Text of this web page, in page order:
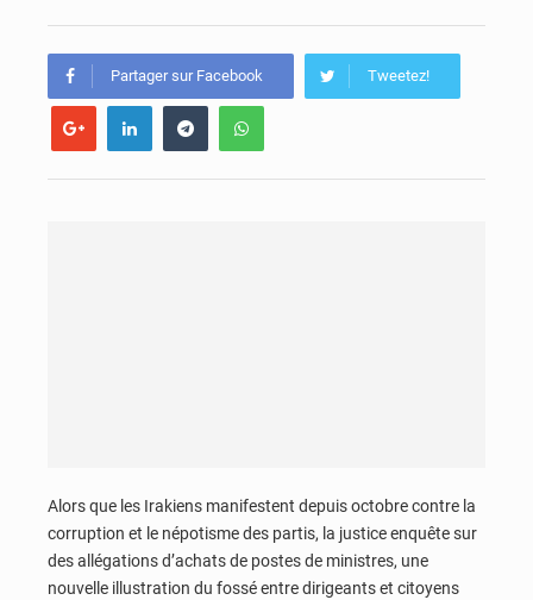
Partager sur Facebook Tweetez!
Alors que les Irakiens manifestent depuis octobre contre la
corruption et le népotisme des partis, la justice enquête sur
des allégations d’achats de postes de ministres, une
nouvelle illustration du fossé entre dirigeants et citoyens